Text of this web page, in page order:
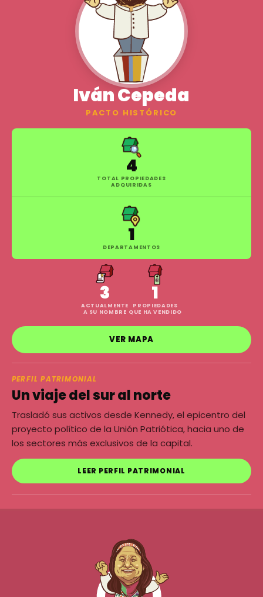
Iván Cepeda
PACTO HISTÓRICO
4
TOTAL PROPIEDADES
ADQUIRIDAS
1
DEPARTAMENTOS
3
ACTUALMENTE
A SU NOMBRE
1
PROPIEDADES
QUE HA VENDIDO
VER MAPA
PERFIL PATRIMONIAL
Un viaje del sur al norte
Trasladó sus activos desde Kennedy, el epicentro del
proyecto político de la Unión Patriótica, hacia uno de
los sectores más exclusivos de la capital.
LEER PERFIL PATRIMONIAL